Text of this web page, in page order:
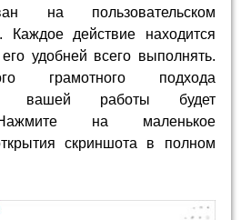
на пользовательском
Каждое действие находится
удобней всего выполнять.
грамотного подхода
вашей работы будет
на маленькое
скриншота в полном